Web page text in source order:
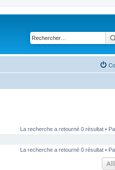
La recherche a retourné 0 résultat •
La recherche a retourné 0 résultat •